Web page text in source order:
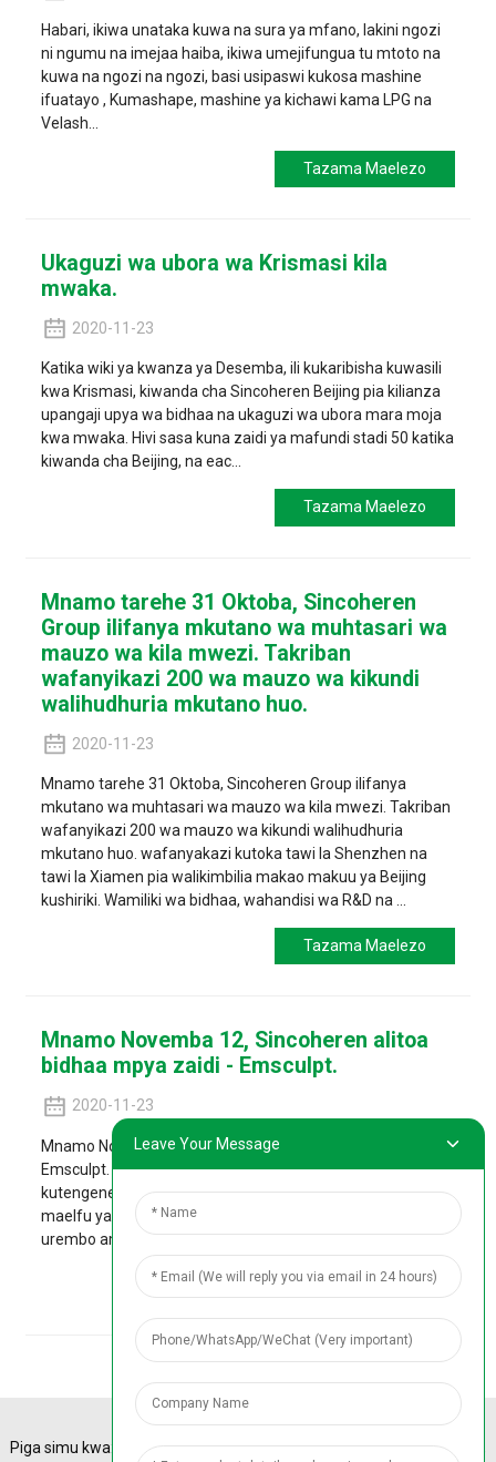
Habari, ikiwa unataka kuwa na sura ya mfano, lakini ngozi
ni ngumu na imejaa haiba, ikiwa umejifungua tu mtoto na
kuwa na ngozi na ngozi, basi usipaswi kukosa mashine
ifuatayo , Kumashape, mashine ya kichawi kama LPG na
Velash...
Tazama Maelezo
Ukaguzi wa ubora wa Krismasi kila
mwaka.
2020-11-23
Katika wiki ya kwanza ya Desemba, ili kukaribisha kuwasili
kwa Krismasi, kiwanda cha Sincoheren Beijing pia kilianza
upangaji upya wa bidhaa na ukaguzi wa ubora mara moja
kwa mwaka. Hivi sasa kuna zaidi ya mafundi stadi 50 katika
kiwanda cha Beijing, na eac...
Tazama Maelezo
Mnamo tarehe 31 Oktoba, Sincoheren
Group ilifanya mkutano wa muhtasari wa
mauzo wa kila mwezi. Takriban
wafanyikazi 200 wa mauzo wa kikundi
walihudhuria mkutano huo.
2020-11-23
Mnamo tarehe 31 Oktoba, Sincoheren Group ilifanya
mkutano wa muhtasari wa mauzo wa kila mwezi. Takriban
wafanyikazi 200 wa mauzo wa kikundi walihudhuria
mkutano huo. wafanyakazi kutoka tawi la Shenzhen na
tawi la Xiamen pia walikimbilia makao makuu ya Beijing
kushiriki. Wamiliki wa bidhaa, wahandisi wa R&D na ...
Tazama Maelezo
Mnamo Novemba 12, Sincoheren alitoa
bidhaa mpya zaidi - Emsculpt.
2020-11-23
Mnamo Novemba 12, Sincoheren alitoa bidhaa mpya zaidi -
Emsculpt. Kampuni hii ya mashine imekuwa ikitafiti na
kutengeneza mashine hii kwa miaka miwili na imefanya
maelfu ya vipimo vya kliniki, ili kutengeneza kifaa cha
urembo ambacho kinaendana zaidi na matumizi...
Tazama Maelezo
Piga simu kwa: +86
A-4 Sinotrans Plaza,
Leave Your Message